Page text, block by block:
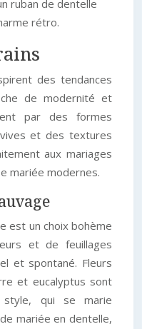
ruban de dentelle
rétro.
des tendances
de modernité et
par des formes
et des textures
aux mariages
mariée modernes.
est un choix bohème
et de feuillages
et spontané. Fleurs
et eucalyptus sont
qui se marie
mariée en dentelle,